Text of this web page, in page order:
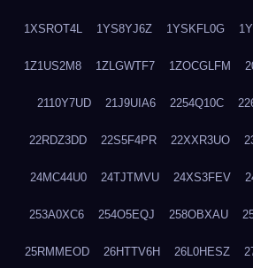
1XSROT4L 1YS8YJ6Z 1YSKFL0G
1Z1US2M8 1ZLGWTF7 1ZOCGLFM
2110Y7UD 21J9UIA6 2254Q10C
22RDZ3DD 22S5F4PR 22XXR3UO
24MC44U0 24TJTMVU 24XS3FEV
253A0XC6 254O5EQJ 258OBXAU
25RMMEOD 26HTTV6H 26L0HESZ